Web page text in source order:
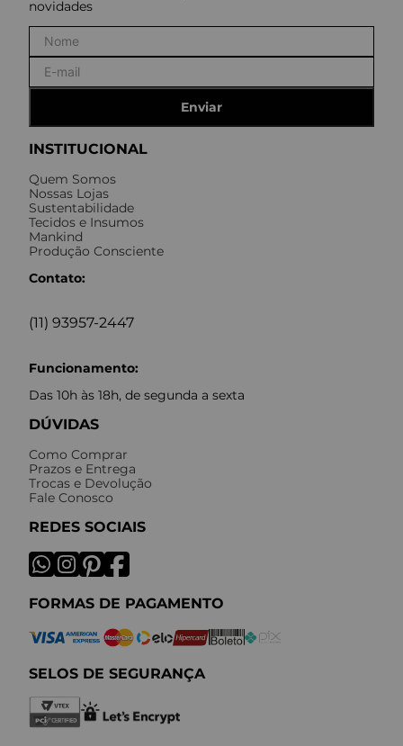
INSTITUCIONAL
Quem Somos
Nossas Lojas
Sustentabilidade
Tecidos e Insumos
Mankind
Produção Consciente
Contato:
(11) 93957-2447
Funcionamento:
Das 10h às 18h, de segunda a sexta
DÚVIDAS
Como Comprar
Prazos e Entrega
Trocas e Devolução
Fale Conosco
REDES SOCIAIS
FORMAS DE PAGAMENTO
SELOS DE SEGURANÇA
novidades
Enviar